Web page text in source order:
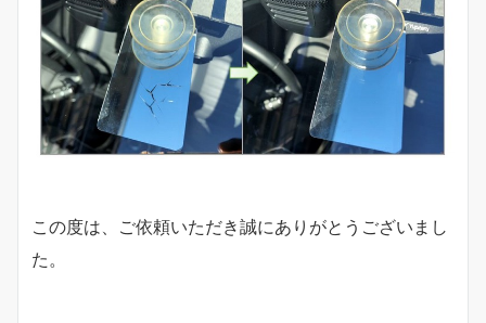
この度は、ご依頼いただき誠にありがとうございまし
た。